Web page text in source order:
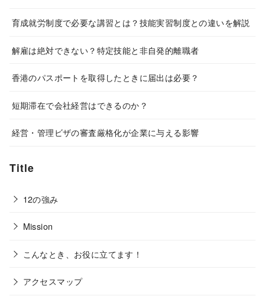
育成就労制度で必要な講習とは？技能実習制度との違いを解説
解雇は絶対できない？特定技能と非自発的離職者
香港のパスポートを取得したときに届出は必要？
短期滞在で会社経営はできるのか？
経営・管理ビザの審査厳格化が企業に与える影響
Title
12の強み
Mission
こんなとき、お役に立てます！
アクセスマップ